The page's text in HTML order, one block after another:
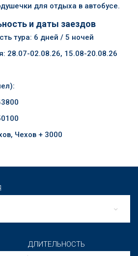
для отдыха в автобусе.
и даты заездов
тура: 6 дней / 5 ночей
28.07-02.08.26, 15.08-20.08.26
Чехов + 3000
ДЛИТЕЛЬНОСТЬ